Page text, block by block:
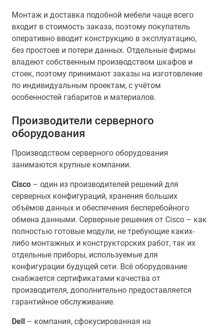
Монтаж и доставка подобной мебели чаще всего
входит в стоимость заказа, поэтому покупатель
оперативно вводит конструкцию в эксплуатацию,
без простоев и потери данных. Отдельные фирмы
владеют собственным производством шкафов и
стоек, поэтому принимают заказы на изготовление
по индивидуальным проектам, с учётом
особенностей габаритов и материалов.
Производители серверного
оборудования
Производством серверного оборудования
занимаются крупные компании.
Cisco – один из производителей решений для
серверных конфигураций, хранения больших
объёмов данных и обеспечения бесперебойного
обмена данными. Серверные решения от Cisco – как
полностью готовые модули, не требующие каких-
либо монтажных и конструкторских работ, так их
отдельные приборы, используемые для
конфигурации будущей сети. Всё оборудование
снабжается сертификатами качества от
производителя, дополнительно предоставляется
гарантийное обслуживание.
Dell – компания, сфокусированная на